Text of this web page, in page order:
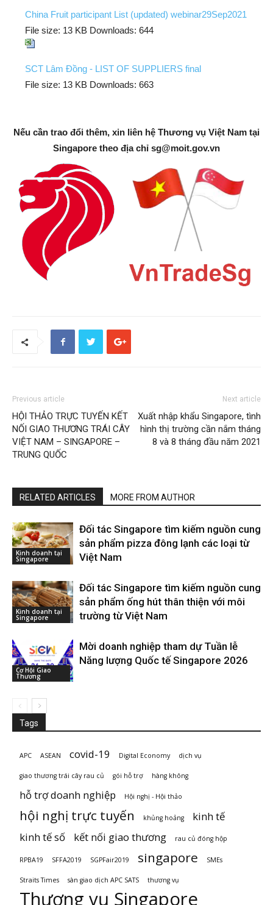
China Fruit participant List (updated) webinar29Sep2021
File size: 13 KB Downloads: 644
SCT Lâm Đồng - LIST OF SUPPLIERS final
File size: 13 KB Downloads: 663
Nếu cần trao đổi thêm, xin liên hệ Thương vụ Việt Nam tại
Singapore theo địa chỉ sg@moit.gov.vn
Previous article
HỘI THẢO TRỰC TUYẾN KẾT
NỐI GIAO THƯƠNG TRÁI CÂY
VIỆT NAM – SINGAPORE –
TRUNG QUỐC
Next article
Xuất nhập khẩu Singapore, tình
hình thị trường cần nắm tháng
8 và 8 tháng đầu năm 2021
RELATED ARTICLES MORE FROM AUTHOR
Kinh doanh tại
Singapore
Đối tác Singapore tìm kiếm nguồn cung
sản phẩm pizza đông lạnh các loại từ
Việt Nam
Kinh doanh tại
Singapore
Đối tác Singapore tìm kiếm nguồn cung
sản phẩm ống hút thân thiện với môi
trường từ Việt Nam
Cơ Hội Giao
Thương
Mời doanh nghiệp tham dự Tuần lễ
Năng lượng Quốc tế Singapore 2026
Tags
APC ASEAN covid-19 Digital Economy dịch vụ
giao thương trái cây rau củ gói hỗ trợ hàng không
hỗ trợ doanh nghiệp Hội nghị - Hội thảo
hội nghị trực tuyến khủng hoảng
kinh tế
kinh tế số
kết nối giao thương rau củ đóng hộp
RPBA19 SFFA2019 SGPFair2019 singapore SMEs
Straits Times sàn giao dịch APC SATS thương vụ
Thương vụ Singapore